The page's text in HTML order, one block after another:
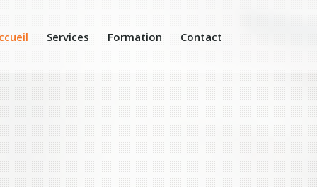
Services Formation Contact